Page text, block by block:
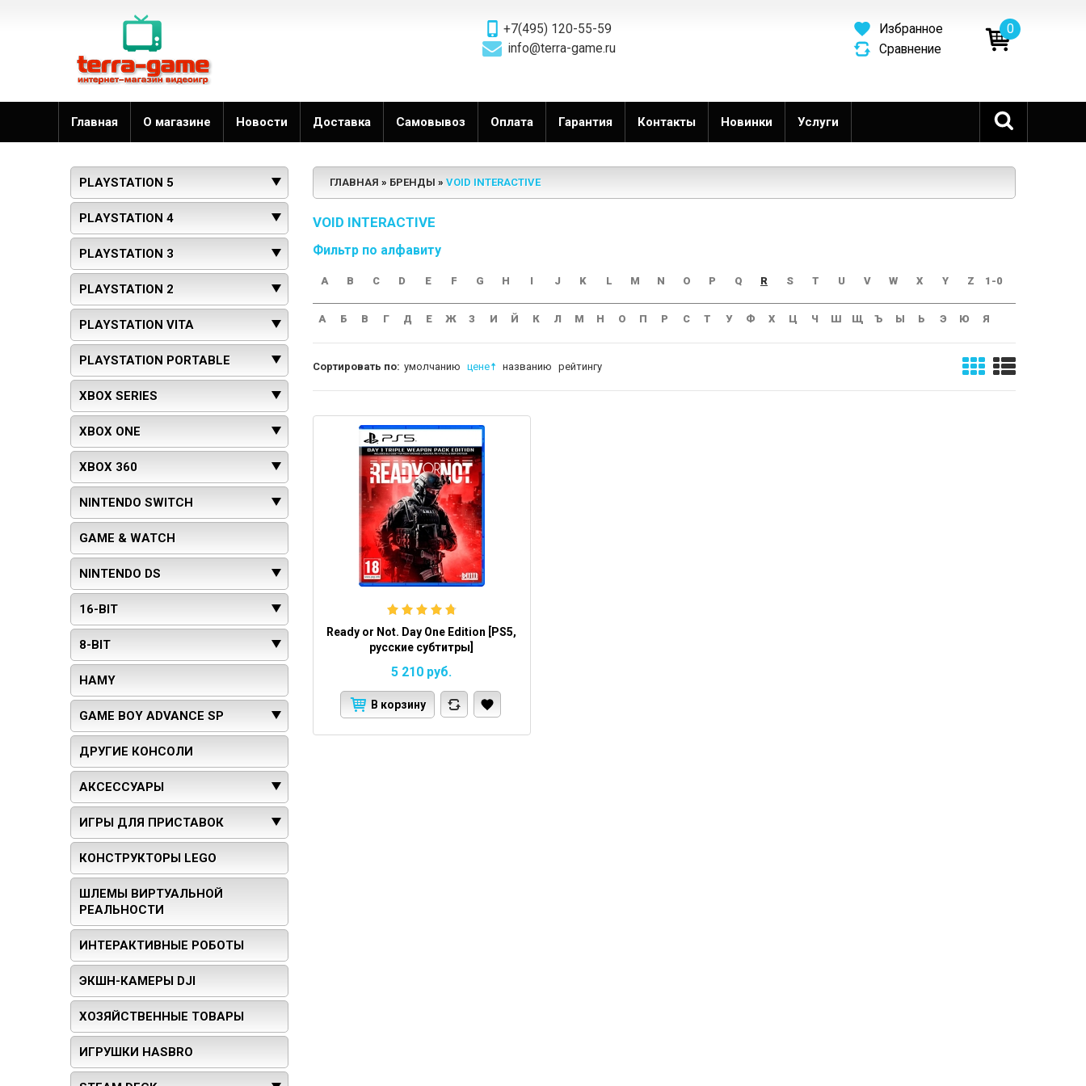
+7(495) 120-55-59
info@terra-game.ru
0
Избранное
Сравнение
Главная О магазине Новости Доставка Самовывоз Оплата Гарантия Контакты Новинки Услуги
PLAYSTATION 5
PLAYSTATION 4
PLAYSTATION 3
PLAYSTATION 2
PLAYSTATION VITA
PLAYSTATION PORTABLE
XBOX SERIES
XBOX ONE
XBOX 360
NINTENDO SWITCH
GAME & WATCH
NINTENDO DS
16-BIT
8-BIT
HAMY
GAME BOY ADVANCE SP
ДРУГИЕ КОНСОЛИ
АКСЕССУАРЫ
ИГРЫ ДЛЯ ПРИСТАВОК
КОНСТРУКТОРЫ LEGO
ШЛЕМЫ ВИРТУАЛЬНОЙ
РЕАЛЬНОСТИ
ИНТЕРАКТИВНЫЕ РОБОТЫ
ЭКШН-КАМЕРЫ DJI
ХОЗЯЙСТВЕННЫЕ ТОВАРЫ
ИГРУШКИ HASBRO
ГЛАВНАЯ БРЕНДЫ VOID INTERACTIVE
VOID INTERACTIVE
Фильтр по алфавиту
A B C D E F G H I J K L M N O P Q R S T U V W X Y Z 1-0
А Б В Г Д Е Ж З И Й К Л М Н О П Р С Т У Ф Х Ц Ч Ш Щ Ъ Ы Ь Э Ю Я
Сортировать по: умолчанию цене названию рейтингу
Ready or Not. Day One Edition [PS5,
русские субтитры]
5 210 руб.
В корзину